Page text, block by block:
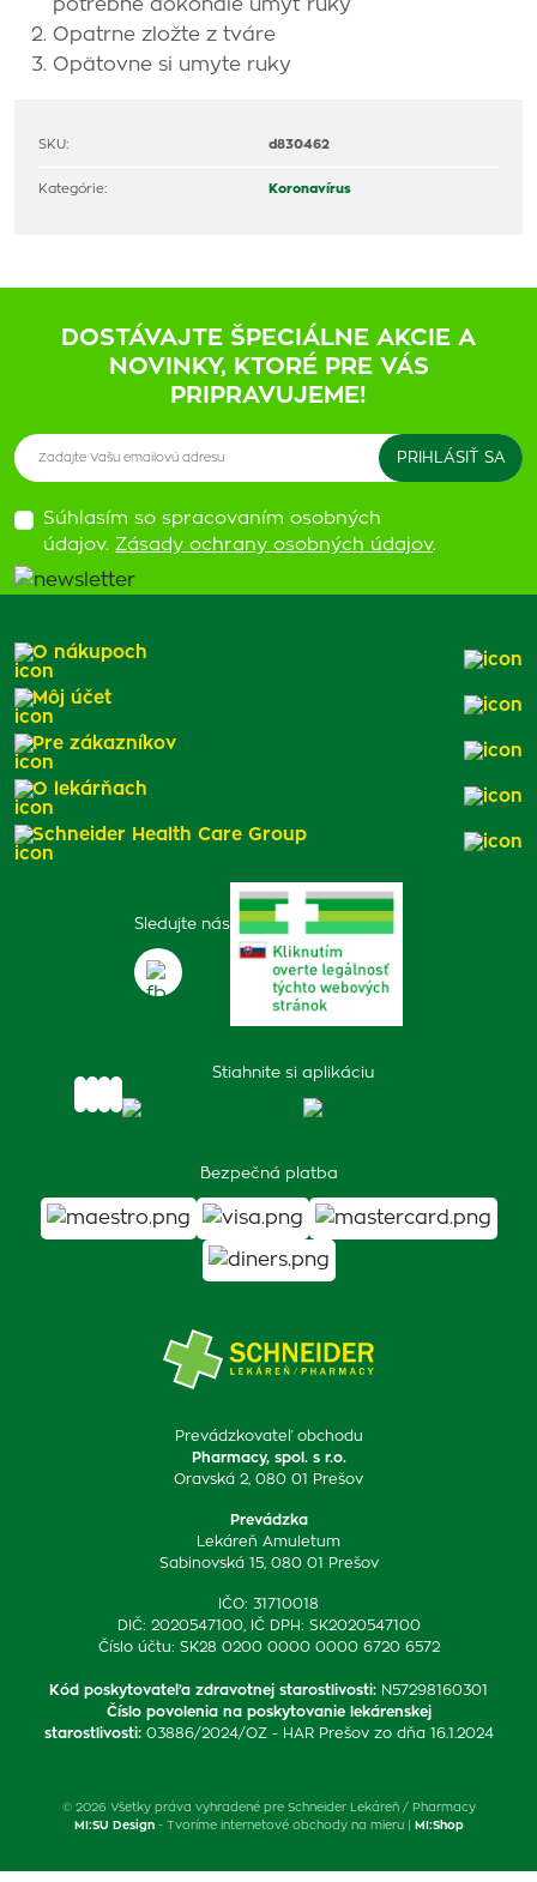
potrebné dokonale umyť ruky
Opatrne zložte z tváre
Opätovne si umyte ruky
SKU: d830462
Kategórie: Koronavírus
DOSTÁVAJTE ŠPECIÁLNE AKCIE A
NOVINKY, KTORÉ PRE VÁS
PRIPRAVUJEME!
Súhlasím so spracovaním osobných
údajov. Zásady ochrany osobných údajov.
Prevádzkovateľ obchodu
Pharmacy, spol. s r.o.
Oravská 2, 080 01 Prešov
Prevádzka
Lekáreň Amuletum
Sabinovská 15, 080 01 Prešov
IČO: 31710018
DIČ: 2020547100, IČ DPH: SK2020547100
Číslo účtu: SK28 0200 0000 0000 6720 6572
Kód poskytovateľa zdravotnej starostlivosti: N57298160301
Číslo povolenia na poskytovanie lekárenskej
starostlivosti: 03886/2024/OZ - HAR Prešov zo dňa 16.1.2024
Sledujte nás
Stiahnite si aplikáciu
Bezpečná platba
O nákupoch
Môj účet
Pre zákazníkov
O lekárňach
Schneider Health Care Group
© 2026 Všetky práva vyhradené pre Schneider Lekáreň / Pharmacy
MI:SU Design- Tvoríme internetové obchody na mieru | MI:Shop